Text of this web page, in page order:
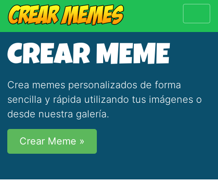
CREAR MEME
Crea memes personalizados de forma
sencilla y rápida utilizando tus imágenes o
desde nuestra galería.
Crear Meme »